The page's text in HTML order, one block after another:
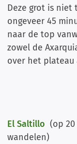
Deze grot is niet
ongeveer 45
naar de top
zowel de
over het plateau
El Saltillo (op
wandelen)